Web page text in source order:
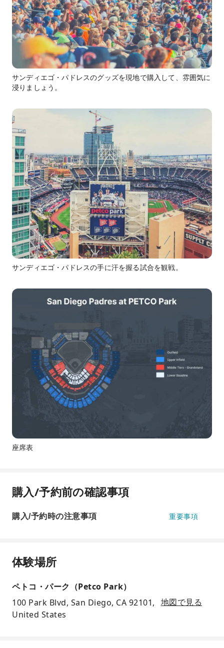
サンディエゴ・パドレスのグッズを現地で購入して、雰囲気に
浸りましょう。
サンディエゴ・パドレスの手に汗を握る試合を観戦。
座席表
購入/予約前の確認事項
購入/予約時の注意事項 重要事項
体験場所
ペトコ・パーク（Petco Park）
100 Park Blvd, San Diego, CA 92101,
United States
地図で見る